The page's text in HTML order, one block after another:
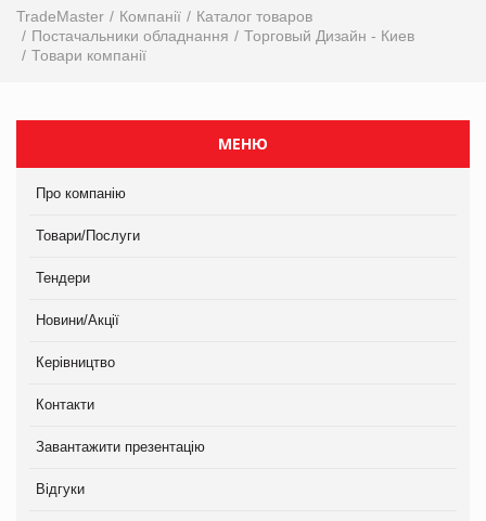
TradeMaster Компанії
Каталог товаров
Постачальники обладнання
Торговый Дизайн - Киев
Товари компанії
МЕНЮ
Про компанію
Товари/Послуги
Тендери
Новини/Акції
Керівництво
Контакти
Завантажити презентацію
Відгуки